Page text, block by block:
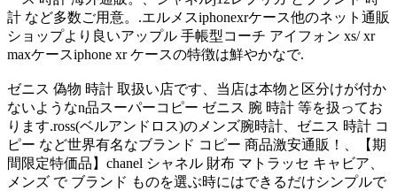
計 など多数ご用意。.エルメスiphonexrケース他のネット通販
ショップより良いアップル 手帳型コーチ アイフォン xs/ xr
maxケースiphone xr ケースの特徴は鮮やかなで.
ゼニス 偽物 時計 取扱い店です、当店は本物と区分けが付か
ないようなn品スーパーコピー ゼニス 腕 時計 等を扱ってお
ります.ross(ベルアンドロス)のメンズ腕時計、ゼニス 時計 コ
ピー など世界有名なブランド コピー 商品激安通販！、【期
間限定特価品】chanel シャネル 財布 マトラッセ キャビア、
メンズ で ブランド ものを選ぶ時にはできるだけシンプルで